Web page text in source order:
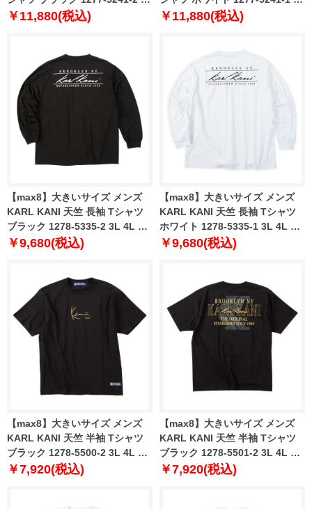
4L 5L 6L 8L
￥11,880(税込)
4L 5L 6L 8L
￥11,880(税込)
【max8】大きいサイズ メンズ
KARL KANI 天竺 長袖 Tシャツ
ブラック 1278-5335-2 3L 4L 5L
6L 8L
￥9,680(税込)
【max8】大きいサイズ メンズ
KARL KANI 天竺 長袖 Tシャツ
ホワイト 1278-5335-1 3L 4L 5L
6L 8L
￥9,680(税込)
【max8】大きいサイズ メンズ
KARL KANI 天竺 半袖 Tシャツ
ブラック 1278-5500-2 3L 4L 5L
6L 8L
￥7,920(税込)
【max8】大きいサイズ メンズ
KARL KANI 天竺 半袖 Tシャツ
ブラック 1278-5501-2 3L 4L 5L
6L 8L
￥7,920(税込)